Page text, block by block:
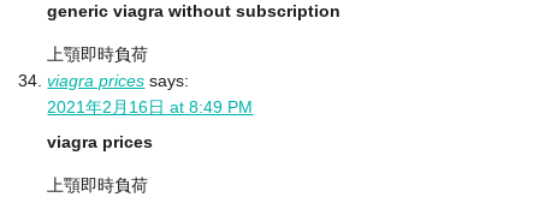
generic viagra without subscription
上顎即時負荷
viagra prices says:
2021年2月16日 at 8:49 PM
viagra prices
上顎即時負荷